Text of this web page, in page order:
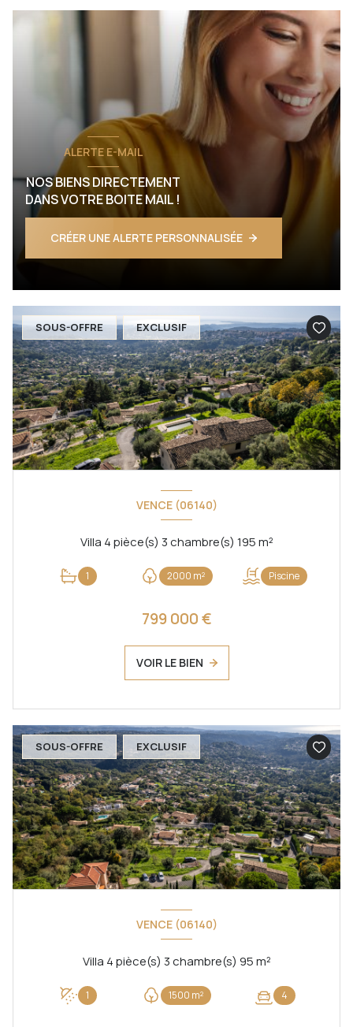
ALERTE E-MAIL
NOS BIENS DIRECTEMENT
DANS VOTRE BOITE MAIL !
CRÉER UNE ALERTE PERSONNALISÉE
SOUS-OFFRE EXCLUSIF
VENCE (06140)
Villa 4 pièce(s) 3 chambre(s) 195 m²
1 2000 m² Piscine
799 000 €
VOIR LE BIEN
SOUS-OFFRE EXCLUSIF
VENCE (06140)
Villa 4 pièce(s) 3 chambre(s) 95 m²
1 1500 m² 4